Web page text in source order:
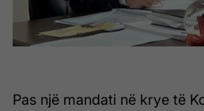
Pas një mandati në krye të